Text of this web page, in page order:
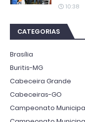
10:38
CATEGORIAS
Brasília
Buritis-MG
Cabeceira Grande
Cabeceiras-GO
Campeonato